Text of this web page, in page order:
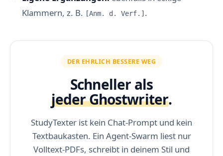
Klammern, z. B. [Anm. d. Verf.] .
DER EHRLICH BESSERE WEG
Schneller als
jeder Ghostwriter.
StudyTexter ist kein Chat-Prompt und kein
Textbaukasten. Ein Agent-Swarm liest nur
Volltext-PDFs, schreibt in deinem Stil und